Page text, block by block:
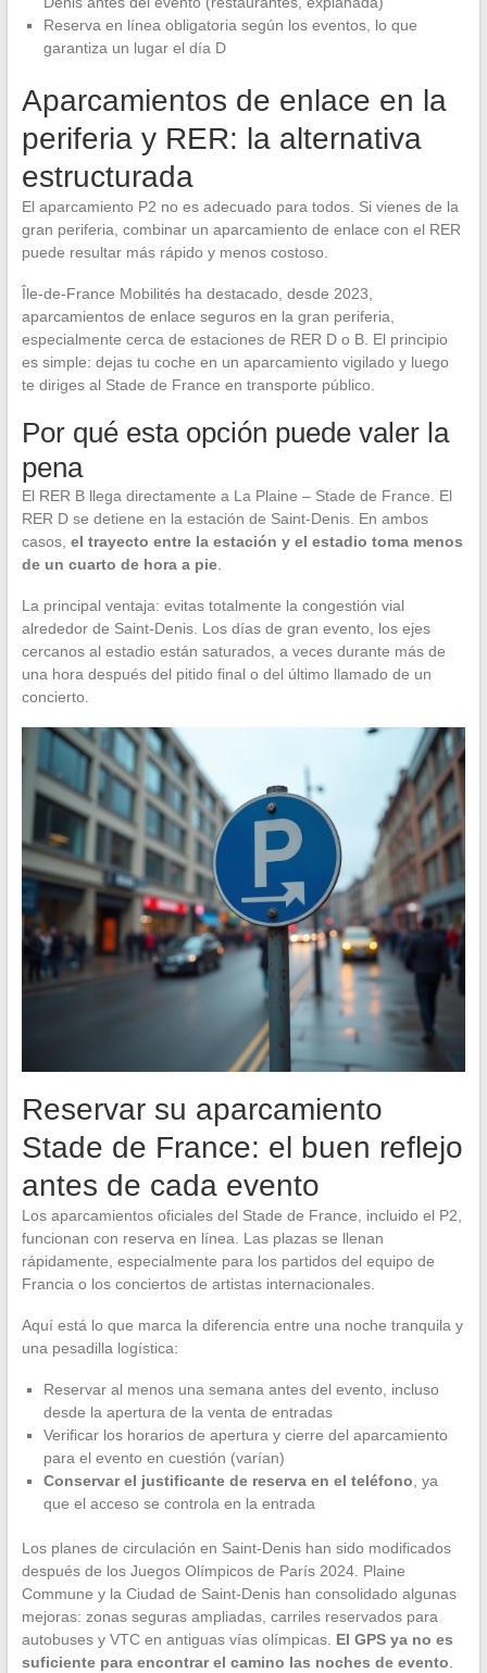
Reserva en línea obligatoria según los eventos, lo que
garantiza un lugar el día D
Aparcamientos de enlace en la
periferia y RER: la alternativa
estructurada
El aparcamiento P2 no es adecuado para todos. Si vienes de la
gran periferia, combinar un aparcamiento de enlace con el RER
puede resultar más rápido y menos costoso.
Île-de-France Mobilités ha destacado, desde 2023,
aparcamientos de enlace seguros en la gran periferia,
especialmente cerca de estaciones de RER D o B. El principio
es simple: dejas tu coche en un aparcamiento vigilado y luego
te diriges al Stade de France en transporte público.
Por qué esta opción puede valer la
pena
El RER B llega directamente a La Plaine – Stade de France. El
RER D se detiene en la estación de Saint-Denis. En ambos
casos, el trayecto entre la estación y el estadio toma menos
de un cuarto de hora a pie.
La principal ventaja: evitas totalmente la congestión vial
alrededor de Saint-Denis. Los días de gran evento, los ejes
cercanos al estadio están saturados, a veces durante más de
una hora después del pitido final o del último llamado de un
concierto.
Reservar su aparcamiento
Stade de France: el buen reflejo
antes de cada evento
Los aparcamientos oficiales del Stade de France, incluido el P2,
funcionan con reserva en línea. Las plazas se llenan
rápidamente, especialmente para los partidos del equipo de
Francia o los conciertos de artistas internacionales.
Aquí está lo que marca la diferencia entre una noche tranquila y
una pesadilla logística:
Reservar al menos una semana antes del evento, incluso
desde la apertura de la venta de entradas
Verificar los horarios de apertura y cierre del aparcamiento
para el evento en cuestión (varían)
Conservar el justificante de reserva en el teléfono, ya
que el acceso se controla en la entrada
Los planes de circulación en Saint-Denis han sido modificados
después de los Juegos Olímpicos de París 2024. Plaine
Commune y la Ciudad de Saint-Denis han consolidado algunas
mejoras: zonas seguras ampliadas, carriles reservados para
autobuses y VTC en antiguas vías olímpicas. El GPS ya no es
suficiente para encontrar el camino las noches de evento.